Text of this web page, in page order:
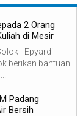
2 Orang
di Mesir
- Epyardi
berikan bantuan
Padang
Bersih